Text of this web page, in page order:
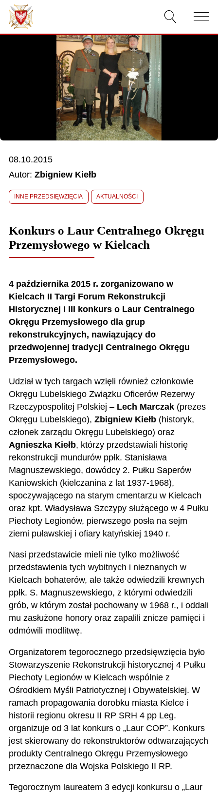
DOKUMENTY
RELACJE FILMOWE
KONKURSY
08.10.2015
Autor: Zbigniew Kiełb
INNE PRZEDSIĘWZIĘCIA AKTUALNOŚCI
Konkurs o Laur Centralnego Okręgu
Przemysłowego w Kielcach
4 października 2015 r. zorganizowano w
Kielcach II Targi Forum Rekonstrukcji
Historycznej i III konkurs o Laur Centralnego
Okręgu Przemysłowego dla grup
rekonstrukcyjnych, nawiązujący do
przedwojennej tradycji Centralnego Okręgu
Przemysłowego.
Udział w tych targach wzięli również członkowie
Okręgu Lubelskiego Związku Oficerów Rezerwy
Rzeczypospolitej Polskiej – Lech Marczak(prezes
Okręgu Lubelskiego), Zbigniew Kiełb(historyk,
członek zarządu Okręgu Lubelskiego) oraz
Agnieszka Kiełb, którzy przedstawiali historię
rekonstrukcji mundurów ppłk. Stanisława
Magnuszewskiego, dowódcy 2. Pułku Saperów
Kaniowskich (kielczanina z lat 1937-1968),
spoczywającego na starym cmentarzu w Kielcach
oraz kpt. Władysława Szczypy służącego w 4 Pułku
Piechoty Legionów, pierwszego posła na sejm
ziemi puławskiej i ofiary katyńskiej 1940 r.
Nasi przedstawicie mieli nie tylko możliwość
przedstawienia tych wybitnych i nieznanych w
Kielcach bohaterów, ale także odwiedzili krewnych
ppłk. S. Magnuszewskiego, z którymi odwiedzili
grób, w którym został pochowany w 1968 r., i oddali
mu zasłużone honory oraz zapalili znicze pamięci i
odmówili modlitwę.
Organizatorem tegorocznego przedsięwzięcia było
Stowarzyszenie Rekonstrukcji historycznej 4 Pułku
Piechoty Legionów w Kielcach wspólnie z
Ośrodkiem Myśli Patriotycznej i Obywatelskiej. W
ramach propagowania dorobku miasta Kielce i
historii regionu okresu II RP SRH 4 pp Leg.
organizuje od 3 lat konkurs o „Laur COP”. Konkurs
jest skierowany do rekonstruktorów odtwarzających
produkty Centralnego Okręgu Przemysłowego
przeznaczone dla Wojska Polskiego II RP.
Tegorocznym laureatem 3 edycji konkursu o „Laur